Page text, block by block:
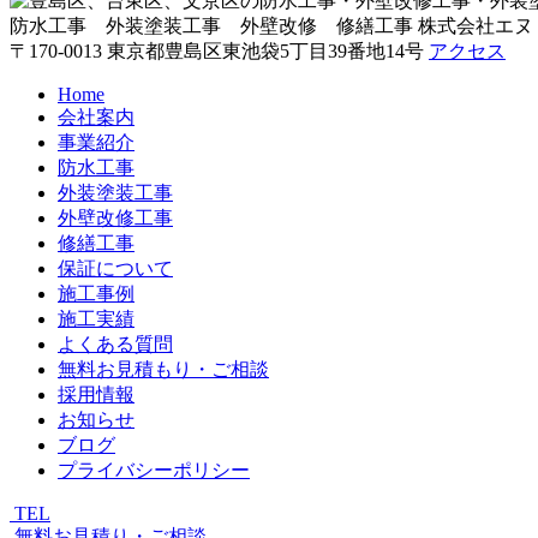
防水工事 外装塗装工事 外壁改修 修繕工事 株式会社エヌ
〒170-0013 東京都豊島区東池袋5丁目39番地14号 アクセス
Home
会社案内
事業紹介
防水工事
外装塗装工事
外壁改修工事
修繕工事
保証について
施工事例
施工実績
よくある質問
無料お見積もり・ご相談
採用情報
お知らせ
ブログ
プライバシーポリシー
TEL